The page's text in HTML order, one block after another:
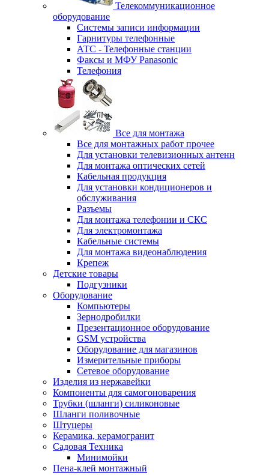
Телекоммуникационное
оборудование
Системы записи информации
Гарнитуры телефонные
АТС - Телефонные станции
Факсы и МФУ Panasonic
Телефония
Все для монтажа
Все для монтажных работ прочее
Для установки телевизионных антенн
Для монтажа оптических сетей
Кабельная продукция
Для установки кондиционеров и
обслуживания
Разъемы
Для монтажа телефонии и СКС
Для электромонтажа
Кабельные системы
Для монтажа видеонаблюдения
Крепеж
Детские товары
Подгузники
Оборудование
Компьютеры
Зернодробилки
Презентационное оборудование
GSM устройства
Оборудование для магазинов
Измерительные приборы
Сетевое оборудование
Изделия из нержавейки
Компоненты для самогоноварения
Трубки (шланги) силиконовые
Шланги поливочные
Штуцеры
Керамика, керамогранит
Садовая Техника
Минимойки
Пена-клей монтажный